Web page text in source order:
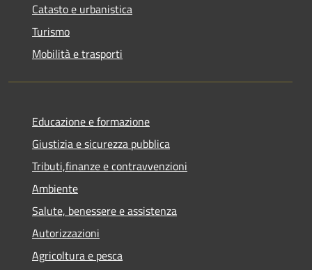
Catasto e urbanistica
Turismo
Mobilità e trasporti
Educazione e formazione
Giustizia e sicurezza pubblica
Tributi,finanze e contravvenzioni
Ambiente
Salute, benessere e assistenza
Autorizzazioni
Agricoltura e pesca